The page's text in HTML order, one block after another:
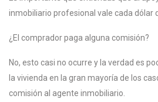
inmobiliario profesional vale cada dólar
¿El comprador paga alguna comisión?
No, esto casi no ocurre y la verdad es
la vivienda en la gran mayoría de los
comisión al agente inmobiliario.